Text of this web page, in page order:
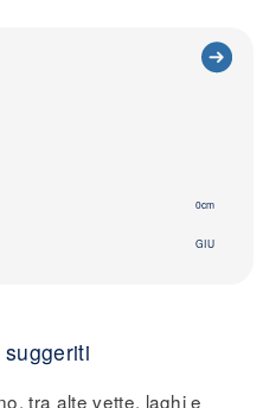
0cm
GIU
tra alte vette, laghi e